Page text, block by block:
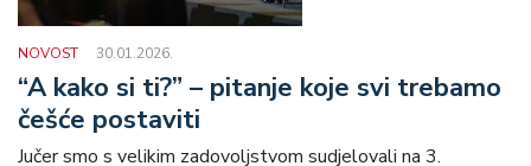
NOVOST 30.01.2026.
“A kako si ti?” – pitanje koje svi trebamo
češće postaviti
Jučer smo s velikim zadovoljstvom sudjelovali na 3.